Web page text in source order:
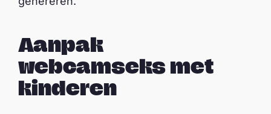
Aanpak
webcamseks met
kinderen